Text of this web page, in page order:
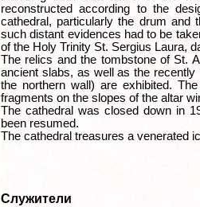
reconstructed according to the
cathedral, particularly the drum and
such distant evidences had to be
of the Holy Trinity St. Sergius Laura,
The relics and the tombstone of St.
ancient slabs, as well as the
the northern wall) are exhibited.
fragments on the slopes of the altar
The cathedral was closed down in
been resumed.
The cathedral treasures a venerated
Служители